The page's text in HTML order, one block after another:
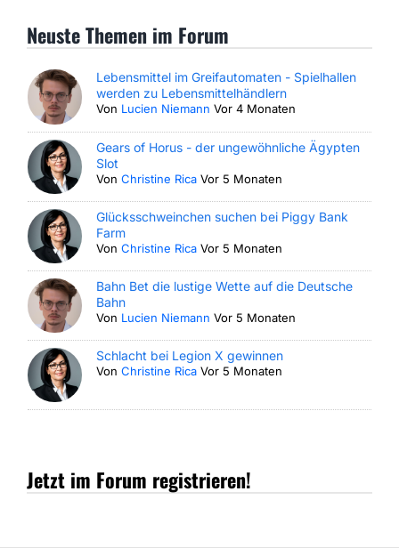
Neuste Themen im Forum
Lebensmittel im Greifautomaten - Spielhallen
werden zu Lebensmittelhändlern
Von Lucien Niemann Vor 4 Monaten
Gears of Horus - der ungewöhnliche Ägypten
Slot
VonChristine Rica Vor 5 Monaten
Glücksschweinchen suchen bei Piggy Bank
Farm
VonChristine Rica Vor 5 Monaten
Bahn Bet die lustige Wette auf die Deutsche
Bahn
Von Lucien Niemann Vor 5 Monaten
Schlacht bei Legion X gewinnen
VonChristine Rica Vor 5 Monaten
Jetzt im Forum registrieren!